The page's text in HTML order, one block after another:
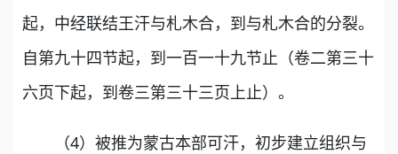
起，中经联结王汗与札木合，到与札木合的分裂。
自第九十四节起，到一百一十九节止（卷二第三十
六页下起，到卷三第三十三页上止）。
（4）被推为蒙古本部可汗，初步建立组织与